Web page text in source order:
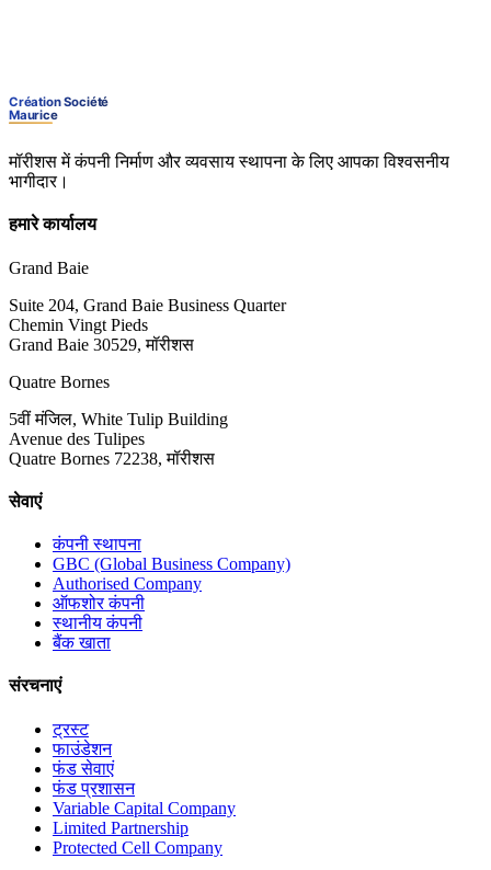
मॉरीशस में कंपनी निर्माण और व्यवसाय स्थापना के लिए आपका विश्वसनीय
भागीदार।
हमारे कार्यालय
Grand Baie
Suite 204, Grand Baie Business Quarter
Chemin Vingt Pieds
Grand Baie 30529, मॉरीशस
Quatre Bornes
5वीं मंजिल, White Tulip Building
Avenue des Tulipes
Quatre Bornes 72238, मॉरीशस
सेवाएं
कंपनी स्थापना
GBC (Global Business Company)
Authorised Company
ऑफशोर कंपनी
स्थानीय कंपनी
बैंक खाता
संरचनाएं
ट्रस्ट
फाउंडेशन
फंड सेवाएं
फंड प्रशासन
Variable Capital Company
Limited Partnership
Protected Cell Company